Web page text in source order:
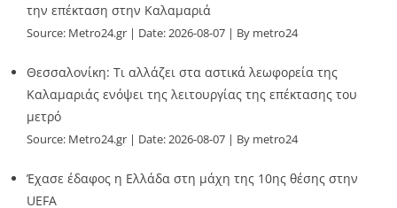
την επέκταση στην Καλαμαριά
Source: Metro24.gr Date: 2026-08-07 By metro24
Θεσσαλονίκη: Τι αλλάζει στα αστικά λεωφορεία της
Καλαμαριάς ενόψει της λειτουργίας της επέκτασης του
μετρό
Source: Metro24.gr Date: 2026-08-07 By metro24
Έχασε έδαφος η Ελλάδα στη μάχη της 10ης θέσης στην
UEFA